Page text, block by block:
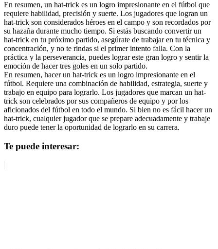
En resumen, un hat-trick es un logro impresionante en el fútbol que
requiere habilidad, precisión y suerte. Los jugadores que logran un
hat-trick son considerados héroes en el campo y son recordados por
su hazaña durante mucho tiempo. Si estás buscando convertir un
hat-trick en tu próximo partido, asegúrate de trabajar en tu técnica y
concentración, y no te rindas si el primer intento falla. Con la
práctica y la perseverancia, puedes lograr este gran logro y sentir la
emoción de hacer tres goles en un solo partido.
En resumen, hacer un hat-trick es un logro impresionante en el
fútbol. Requiere una combinación de habilidad, estrategia, suerte y
trabajo en equipo para lograrlo. Los jugadores que marcan un hat-
trick son celebrados por sus compañeros de equipo y por los
aficionados del fútbol en todo el mundo. Si bien no es fácil hacer un
hat-trick, cualquier jugador que se prepare adecuadamente y trabaje
duro puede tener la oportunidad de lograrlo en su carrera.
Te puede interesar: